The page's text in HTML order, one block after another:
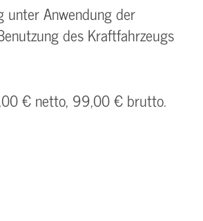
unter Anwendung der
des Kraftfahrzeugs
€ netto, 99,00 € brutto.